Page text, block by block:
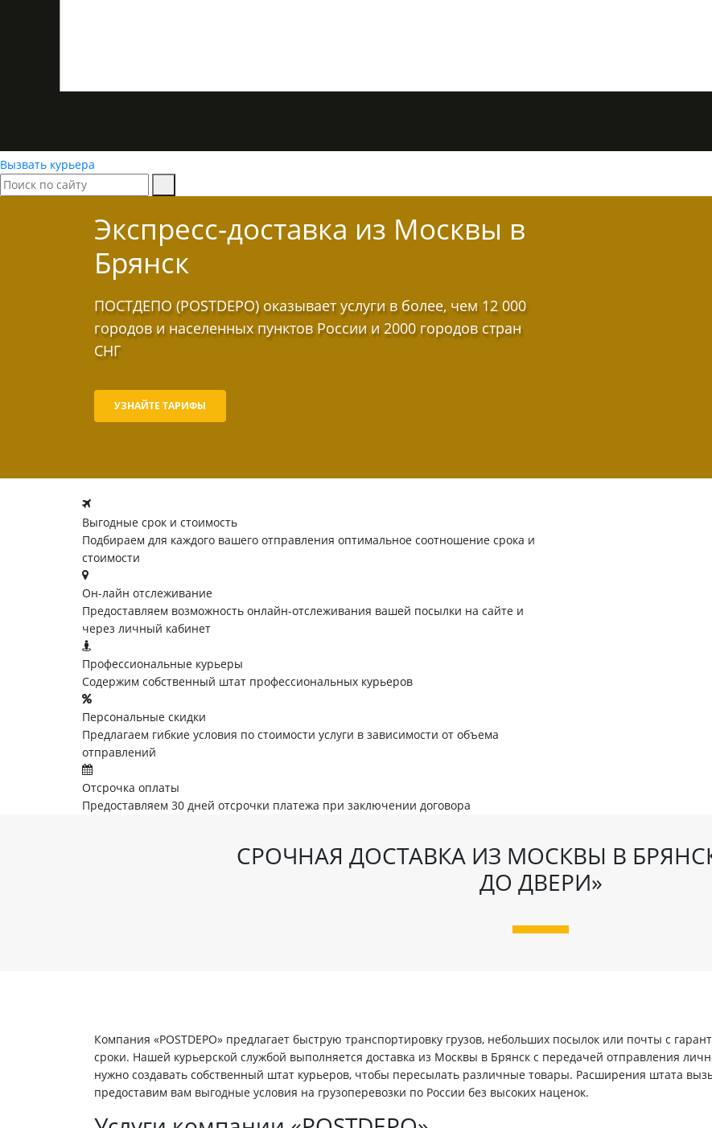
Вызвать курьера
Экспресс-доставка из Москвы в
Брянск
ПОСТДЕПО (POSTDEPO) оказывает услуги в более, чем 12 000
городов и населенных пунктов России и 2000 городов стран
СНГ
УЗНАЙТЕ ТАРИФЫ
Выгодные срок и стоимость
Подбираем для каждого вашего отправления оптимальное соотношение срока и
стоимости
Он-лайн отслеживание
Предоставляем возможность онлайн-отслеживания вашей посылки на сайте и
через личный кабинет
Профессиональные курьеры
Содержим собственный штат профессиональных курьеров
Персональные скидки
Предлагаем гибкие условия по стоимости услуги в зависимости от объема
отправлений
Отсрочка оплаты
Предоставляем 30 дней отсрочки платежа при заключении договора
СРОЧНАЯ ДОСТАВКА ИЗ МОСКВЫ В
ДО ДВЕРИ»
Компания «POSTDEPO» предлагает быструю транспортировку грузов, небольших посылок или почты с
сроки. Нашей курьерской службой выполняется доставка из Москвы в Брянск с передачей отправления
нужно создавать собственный штат курьеров, чтобы пересылать различные товары. Расширения штата
предоставим вам выгодные условия на грузоперевозки по России без высоких наценок.